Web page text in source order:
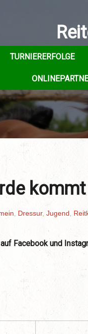
TURNIERERFOLGE
Dressur, Jugend
Facebook und